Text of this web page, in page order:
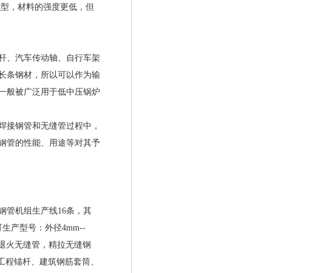
，材料的强度更低，但
、汽车传动轴、自行车架
条钢材，所以可以作为输
般被广泛用于低中压锅炉
钢管和无缝管过程中，
管的性能、用途等对其予
管机组生产线16条，其
产型号：外径4mm--
火无缝管，精拉无缝钢
锚杆、建筑钢筋套筒、